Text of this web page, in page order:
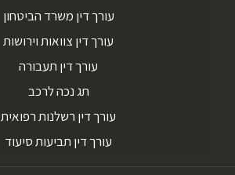
עורך דין משרד הביטחון
עורך דין צוואות וירושות
עורך דין תעבורה
תג נכה לרכב
עורך דין רשלנות רפואית
עורך דין תביעות סיעוד